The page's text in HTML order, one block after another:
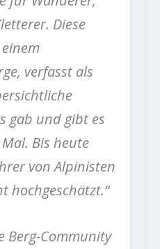
Diese
verfasst als
gab und gibt es
Bis heute
von Alpinisten
hochgeschätzt.“
Berg-Community